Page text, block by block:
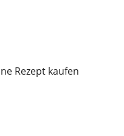
Rezept kaufen